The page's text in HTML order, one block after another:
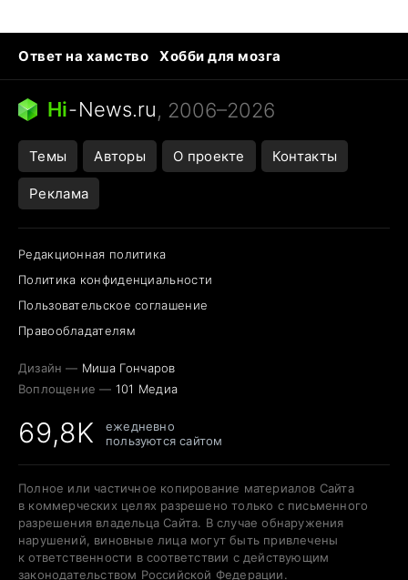
Ответ на хамство
Хобби для мозга
Бензин 100 vs 95
Тунцы в океанариуме
Следующая пандемия
Hi-News.ru, 2006–2026
Темы Авторы О проекте Контакты
Реклама
Редакционная политика
Политика конфиденциальности
Пользовательское соглашение
Правообладателям
Дизайн — Миша Гончаров
Воплощение — 101 Медиа
69,8K
ежедневно
пользуются сайтом
Полное или частичное копирование материалов Сайта
в коммерческих целях разрешено только с письменного
разрешения владельца Сайта. В случае обнаружения
нарушений, виновные лица могут быть привлечены
к ответственности в соответствии с действующим
законодательством Российской Федерации.